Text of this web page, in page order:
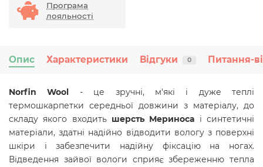
Програма
лояльності
Опис Характеристики Відгуки 0 Питання-
Norfin Wool
- це зручні, м'які і дуже теплі
термошкарпетки середньої довжини з матеріалу, до
складу якого входить шерсть Мериноса і синтетичні
матеріали, здатні надійно відводити вологу з поверхні
шкіри і забезпечити надійну фіксацію на ногах.
Відведення зайвої вологи сприяє збереженню тепла